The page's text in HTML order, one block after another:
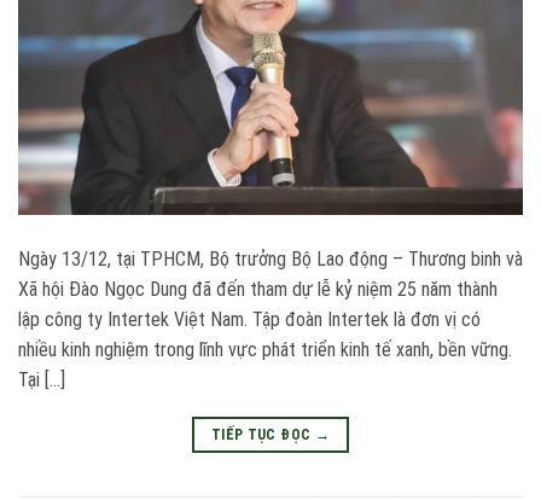
Ngày 13/12, tại TPHCM, Bộ trưởng Bộ Lao động – Thương binh và
Xã hội Đào Ngọc Dung đã đến tham dự lễ kỷ niệm 25 năm thành
lập công ty Intertek Việt Nam. Tập đoàn Intertek là đơn vị có
nhiều kinh nghiệm trong lĩnh vực phát triển kinh tế xanh, bền vững.
Tại […]
TIẾP TỤC ĐỌC →